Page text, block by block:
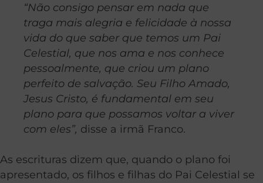
“Não consigo pensar em nada que
traga mais alegria e felicidade à nossa
vida do que saber que temos um Pai
Celestial, que nos ama e nos conhece
pessoalmente, que criou um plano
perfeito de salvação. Seu Filho Amado,
Jesus Cristo, é fundamental em seu
plano para que possamos voltar a viver
com eles”, disse a irmã Franco.
As escrituras dizem que, quando o plano foi
apresentado, os filhos e filhas do Pai Celestial se